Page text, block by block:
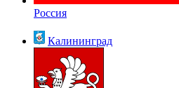
Россия
Калининград